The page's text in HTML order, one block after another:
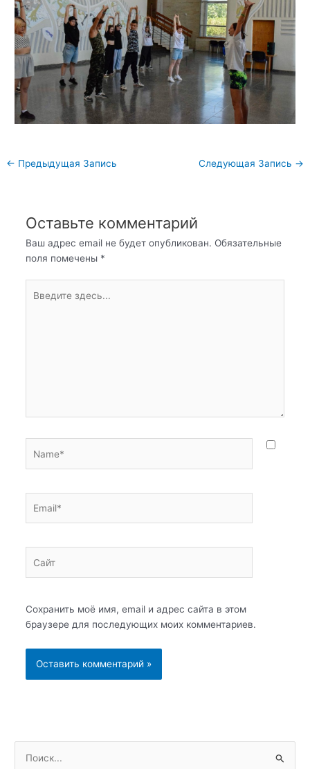
Навигация
← Предыдущая Запись Следующая Запись →
Оставьте комментарий
Ваш адрес email не будет опубликован. Обязательные
поля помечены *
здесь...
Сохранить моё имя, email и адрес сайта в этом
браузере для последующих моих комментариев.